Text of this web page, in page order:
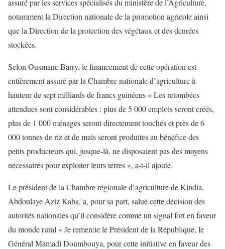
assuré par les services spécialisés du ministère de l’Agriculture,
notamment la Direction nationale de la promotion agricole ainsi
que la Direction de la protection des végétaux et des denrées
stockées.
Selon Ousmane Barry, le financement de cette opération est
entièrement assuré par la Chambre nationale d’agriculture à
hauteur de sept milliards de francs guinéens « Les retombées
attendues sont considérables : plus de 5 000 emplois seront créés,
plus de 1 000 ménages seront directement touchés et près de 6
000 tonnes de riz et de maïs seront produites au bénéfice des
petits producteurs qui, jusque-là, ne disposaient pas des moyens
nécessaires pour exploiter leurs terres », a-t-il ajouté.
Le président de la Chambre régionale d’agriculture de Kindia,
Abdoulaye Aziz Kaba, a, pour sa part, salué cette décision des
autorités nationales qu’il considère comme un signal fort en faveur
du monde rural « Je remercie le Président de la République, le
Général Mamadi Doumbouya, pour cette initiative en faveur des